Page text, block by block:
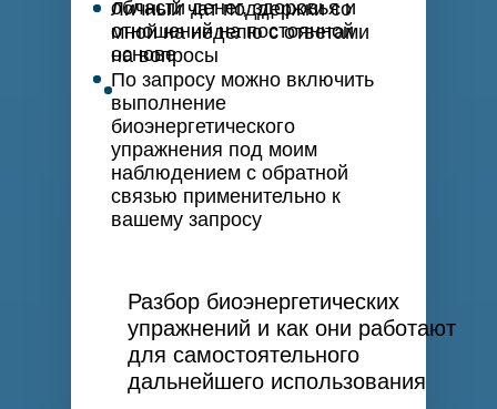
области денег, здоровья и
отношений на постоянной
основе
Личный чат поддержки со
мной на неделю с ответами
на вопросы
По запросу можно включить
выполнение
биоэнергетического
упражнения под моим
наблюдением с обратной
связью применительно к
вашему запросу
Разбор биоэнергетических
упражнений и как они работают
для самостоятельного
дальнейшего использования